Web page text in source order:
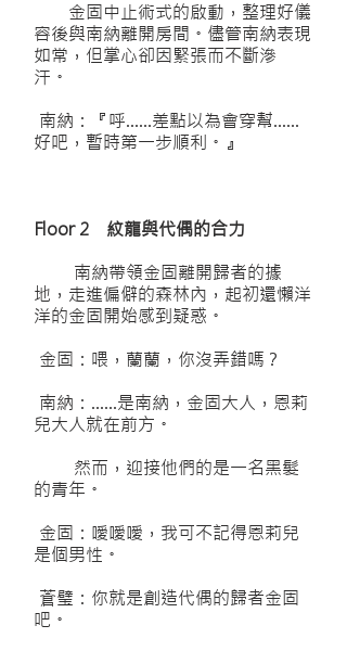
金固中止術式的啟動，整理好儀
容後與南納離開房間。儘管南納表現
如常，但掌心卻因緊張而不斷滲
汗。
南納：『呼……差點以為會穿幫……
好吧，暫時第一步順利。』
Floor 2 紋龍與代偶的合力
南納帶領金固離開歸者的據
地，走進偏僻的森林內，起初還懶洋
洋的金固開始感到疑惑。
金固：喂，蘭蘭，你沒弄錯嗎？
南納：……是南納，金固大人，恩莉
兒大人就在前方。
然而，迎接他們的是一名黑髮
的青年。
金固：噯噯噯，我可不記得恩莉兒
是個男性。
蒼璧：你就是創造代偶的歸者金固
吧。